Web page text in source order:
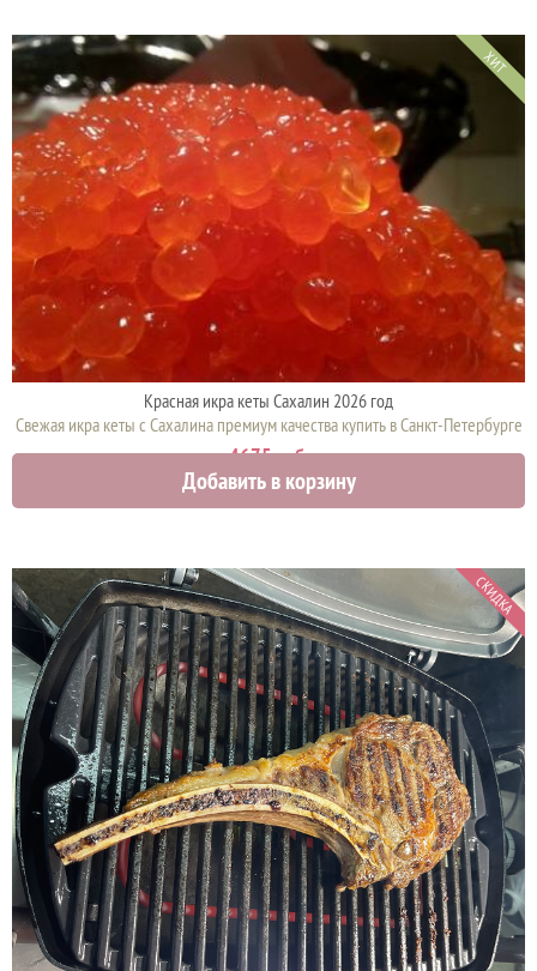
ХИТ
Красная икра кеты Сахалин 2026 год
Свежая икра кеты с Сахалина премиум качества купить в Санкт-Петербурге
4675 руб.
Добавить в корзину
СКИДКА